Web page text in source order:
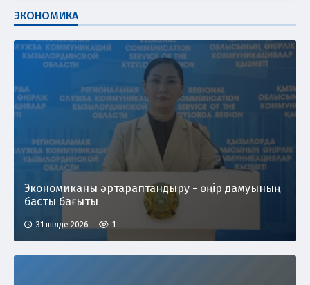
ЭКОНОМИКА
Экономиканы әртараптандыру - өңір дамуының
басты бағыты
31 шілде 2026 1